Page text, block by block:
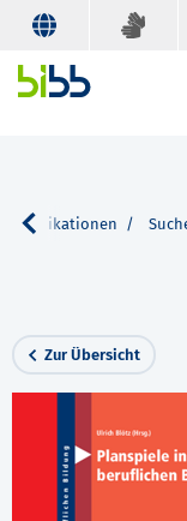
Zur Übersicht